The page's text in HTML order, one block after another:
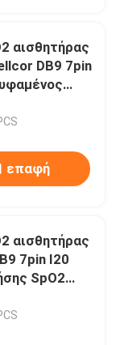
spO2
αισθητήρας
DB9 7pin
έλεγχος
επαφή
αισθητήρας
7pin I20
SpO2
αφρού